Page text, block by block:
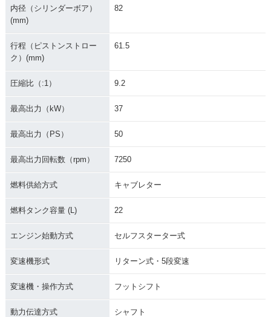
内径（シリンダーボア）
(mm)
82
行程（ピストンストロー
ク）(mm)
61.5
圧縮比（:1） 9.2
最高出力（kW） 37
最高出力（PS） 50
最高出力回転数（rpm） 7250
燃料供給方式 キャブレター
燃料タンク容量 (L) 22
エンジン始動方式 セルフスターター式
変速機形式 リターン式・5段変速
変速機・操作方式 フットシフト
動力伝達方式 シャフト